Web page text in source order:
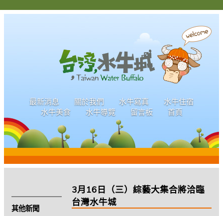
最新消息 關於我們 水牛寫真
水牛住宿
水牛美食
水牛導覽 留言板 首頁
3月16日（三）綜藝大集合將洽臨
台灣水牛城
其他新聞